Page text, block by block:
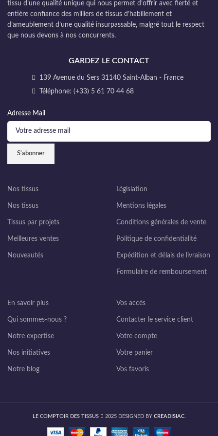
tissu d’une qualité unique qui nous permet d’offrir avec fierté et
entière confiance des milliers de tissus d’habillement et
d’ameublement d’une qualité insurpassable, malgré tout le respect
que nous devons à nos concurrents.
GARDEZ LE CONTACT
139 Avenue du Sers 31140 Saint-Alban - France
Téléphone: (+33) 5 61 70 44 68
Adresse Mail
Nos tissus
Nos tissus
Tissus par projets
Meilleures ventes
Nouveautés
Législation
Mentions légales
Conditions générales de vente
Politique de confidentialité
Expédition et délais de livraison
Formulaire de remboursement
En savoir plus
Qui sommes-nous ?
Notre expertise
Nos initiatives
Notre blog
Vos accès
Contacter le service client
Votre compte
Votre panier
Vos favoris
LE COMPTOIR DES TISSUS 2025 DESIGNED BY CREADISIAC.